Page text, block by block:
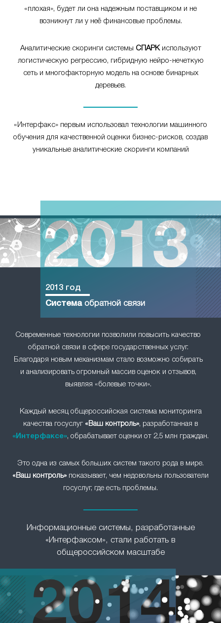
«плохая», будет ли она надежным поставщиком и не
возникнут ли у неё финансовые проблемы.
Аналитические скоринги системы СПАРКиспользуют
логистическую регрессию, гибридную нейро-нечеткую
сеть и многофакторную модель на основе бинарных
деревьев.
«Интерфакс» первым использовал технологии машинного
обучения для качественной оценки бизнес-рисков, создав
уникальные аналитические скоринги компаний
Современные технологии позволили повысить качество
обратной связи в сфере государственных услуг.
Благодаря новым механизмам стало возможно собирать
и анализировать огромный массив оценок и отзывов,
выявляя «болевые точки».
2013 год
Системаобратной связи
Каждый месяц общероссийская система мониторинга
качества госуслуг «Ваш контроль», разработанная в
«Интерфаксе», обрабатывает оценки от 2,5 млн граждан.
Это одна из самых больших систем такого рода в мире.
«Ваш контроль»показывает, чем недовольны пользователи
госуслуг, где есть проблемы.
Информационные системы, разработанные
«Интерфаксом», стали работать в
общероссийском масштабе